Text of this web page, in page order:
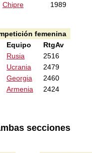
Chipre 1989
femenina
Equipo
RtgAv
Rusia
2516
Ucrania
2479
Georgia
2460
Armenia 2424
secciones